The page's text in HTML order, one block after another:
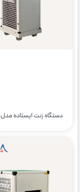
دستگاه زنت ایستاده مدل Buhavi